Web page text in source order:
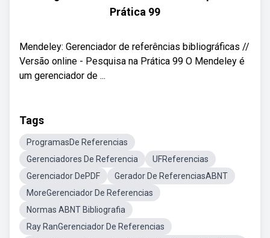
Prática 99
Mendeley: Gerenciador de referências bibliográficas //
Versão online - Pesquisa na Prática 99 O Mendeley é
um gerenciador de ...
Tags
ProgramasDe Referencias
Gerenciadores De Referencia
UFReferencias
Gerenciador DePDF
Gerador De ReferenciasABNT
MoreGerenciador De Referencias
Normas ABNT Bibliografia
Ray RanGerenciador De Referencias